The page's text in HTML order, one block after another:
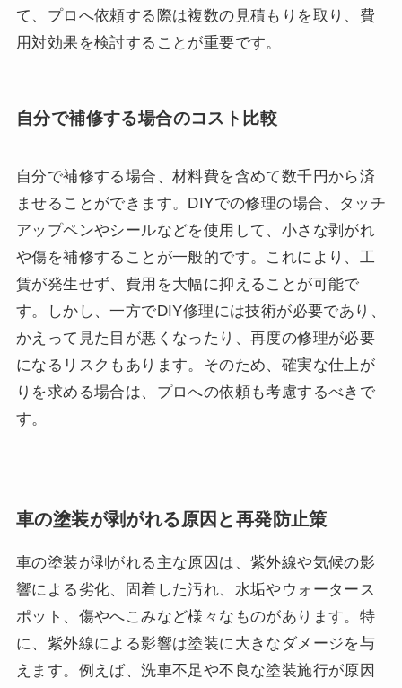
て、プロへ依頼する際は複数の見積もりを取り、費
用対効果を検討することが重要です。
自分で補修する場合のコスト比較
自分で補修する場合、材料費を含めて数千円から済
ませることができます。DIYでの修理の場合、タッチ
アップペンやシールなどを使用して、小さな剥がれ
や傷を補修することが一般的です。これにより、工
賃が発生せず、費用を大幅に抑えることが可能で
す。しかし、一方でDIY修理には技術が必要であり、
かえって見た目が悪くなったり、再度の修理が必要
になるリスクもあります。そのため、確実な仕上が
りを求める場合は、プロへの依頼も考慮するべきで
す。
車の塗装が剥がれる原因と再発防止策
車の塗装が剥がれる主な原因は、紫外線や気候の影
響による劣化、固着した汚れ、水垢やウォータース
ポット、傷やへこみなど様々なものがあります。特
に、紫外線による影響は塗装に大きなダメージを与
えます。例えば、洗車不足や不良な塗装施行が原因